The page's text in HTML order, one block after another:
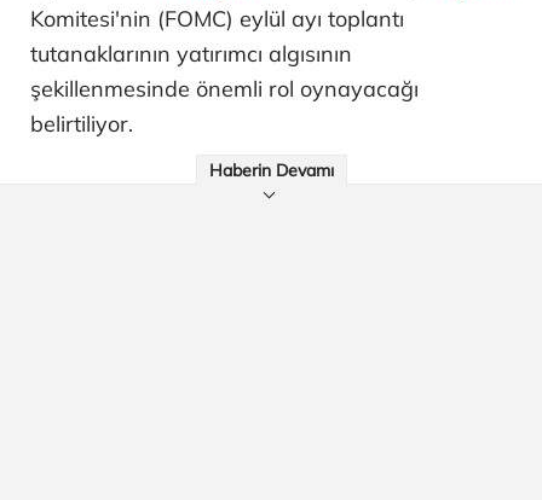
Komitesi'nin (FOMC) eylül ayı toplantı
tutanaklarının yatırımcı algısının
şekillenmesinde önemli rol oynayacağı
belirtiliyor.
Haberin Devamı